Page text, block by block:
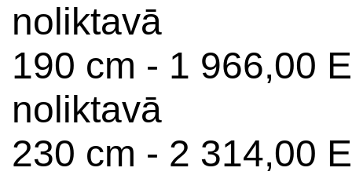
noliktavā
190 cm - 1 966,00
noliktavā
230 cm - 2 314,00